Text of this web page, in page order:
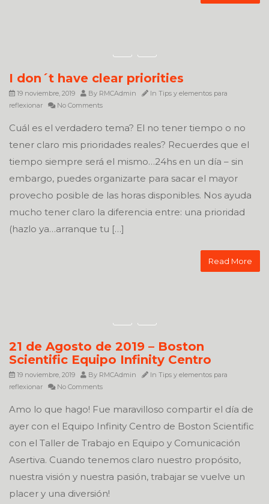
I don´t have clear priorities
19 noviembre, 2019 By RMCAdmin In Tips y elementos para
reflexionar
No Comments
Cuál es el verdadero tema? El no tener tiempo o no
tener claro mis prioridades reales? Recuerdes que el
tiempo siempre será el mismo…24hs en un día – sin
embargo, puedes organizarte para sacar el mayor
provecho posible de las horas disponibles. Nos ayuda
mucho tener claro la diferencia entre: una prioridad
(hazlo ya…arranque tu […]
Read More
21 de Agosto de 2019 – Boston
Scientific Equipo Infinity Centro
19 noviembre, 2019 By RMCAdmin In Tips y elementos para
reflexionar
No Comments
Amo lo que hago! Fue maravilloso compartir el día de
ayer con el Equipo Infinity Centro de Boston Scientific
con el Taller de Trabajo en Equipo y Comunicación
Asertiva. Cuando tenemos claro nuestro propósito,
nuestra visión y nuestra pasión, trabajar se vuelve un
placer y una diversión!